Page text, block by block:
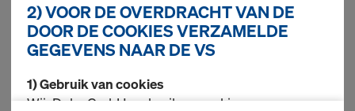
1 producten gevonden
Meest gezocht
Doka drager H20 eco N
2) VOOR DE OVERDRACHT VAN DE
DOOR DE COOKIES VERZAMELDE
GEGEVENS NAAR DE VS
1) Gebruik van cookies
Wij, Doka GmbH, gebruiken cookies en